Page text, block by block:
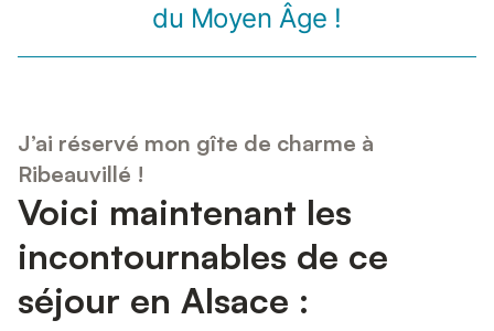
du Moyen Âge !
J’ai réservé mon gîte de charme à
Ribeauvillé !
Voici maintenant les
incontournables de ce
séjour en Alsace :